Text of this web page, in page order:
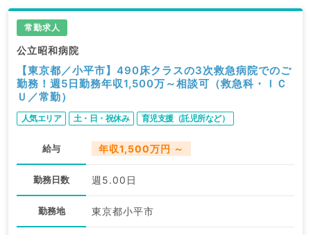
常勤求人
公立昭和病院
【東京都／小平市】490床クラスの3次救急病院でのご
勤務！週5日勤務年収1,500万～相談可（救急科・ＩＣ
Ｕ／常勤）
人気エリア 土・日・祝休み 育児支援（託児所など）
給与 年収1,500万円 ～
勤務日数 週5.00日
勤務地 東京都小平市